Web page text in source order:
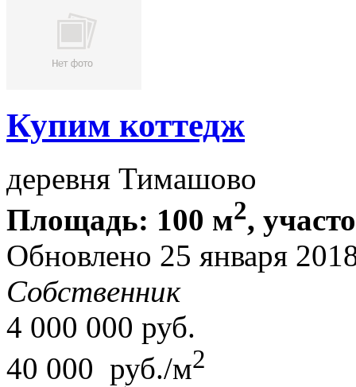
Купим коттедж
деревня Тимашово
Площадь: 100 м2,
Обновлено 25 января
Собственник
4 000 000 руб.
40 000 руб./м2